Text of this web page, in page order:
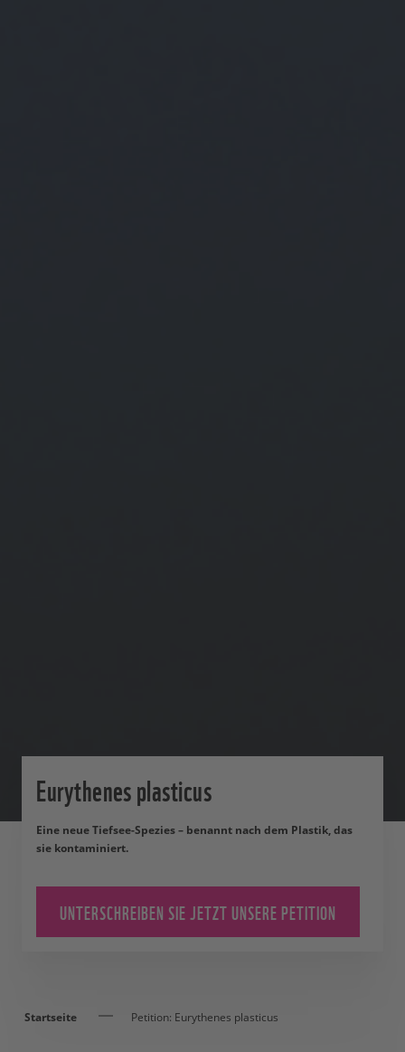
Eurythenes plasticus
Eine neue Tiefsee-Spezies – benannt nach dem Plastik, das
sie kontaminiert.
UNTERSCHREIBEN SIE JETZT UNSERE PETITION
Startseite Petition: Eurythenes plasticus